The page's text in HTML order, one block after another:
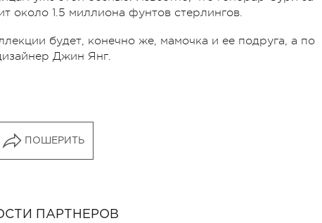
около 1.5 миллиона фунтов стерлингов.
будет, конечно же, мамочка и ее подруга, а по
Джин Янг.
ПОШЕРИТЬ
ПАРТНЕРОВ